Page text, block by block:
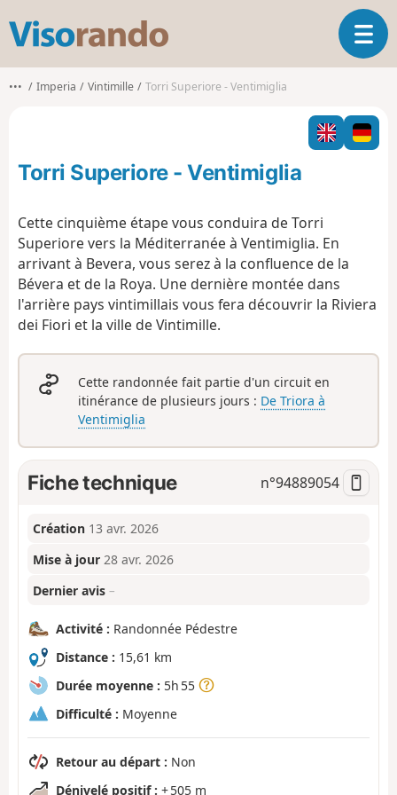
s
o
o
O
u
i
r
l
t
n
••• Imperia Vintimille Torri Superiore - Ventimiglia
Torri Superiore - Ventimiglia
Cette cinquième étape vous conduira de Torri
Superiore vers la Méditerranée à Ventimiglia. En
arrivant à Bevera, vous serez à la confluence de la
Bévera et de la Roya. Une dernière montée dans
l'arrière pays vintimillais vous fera découvrir la Riviera
dei Fiori et la ville de Vintimille.
Cette randonnée fait partie d'un circuit en
itinérance de plusieurs jours : De Triora à
Ventimiglia
Fiche technique n°94889054
Création 13 avr. 2026
Mise à jour 28 avr. 2026
Dernier avis –
Activité : Randonnée Pédestre
Distance : 15,61 km
Durée moyenne : 5h 55
Difficulté : Moyenne
Retour au départ : Non
Dénivelé positif : + 505 m